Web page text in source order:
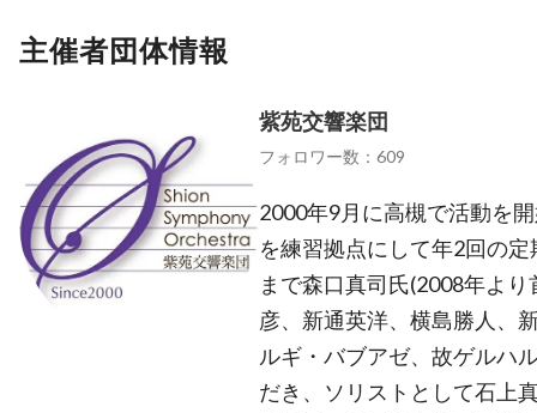
主催者団体情報
紫苑交響楽団
フォロワー数：609
2000年9月に高槻で活動を
を練習拠点にして年2回の
まで森口真司氏(2008年よ
彦、新通英洋、横島勝人、
ルギ・バブアゼ、故ゲルハ
だき、ソリストとして石上